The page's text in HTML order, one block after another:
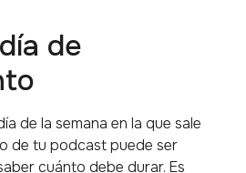
de
de la semana en la que sale
de tu podcast puede ser
cuánto debe durar. Es